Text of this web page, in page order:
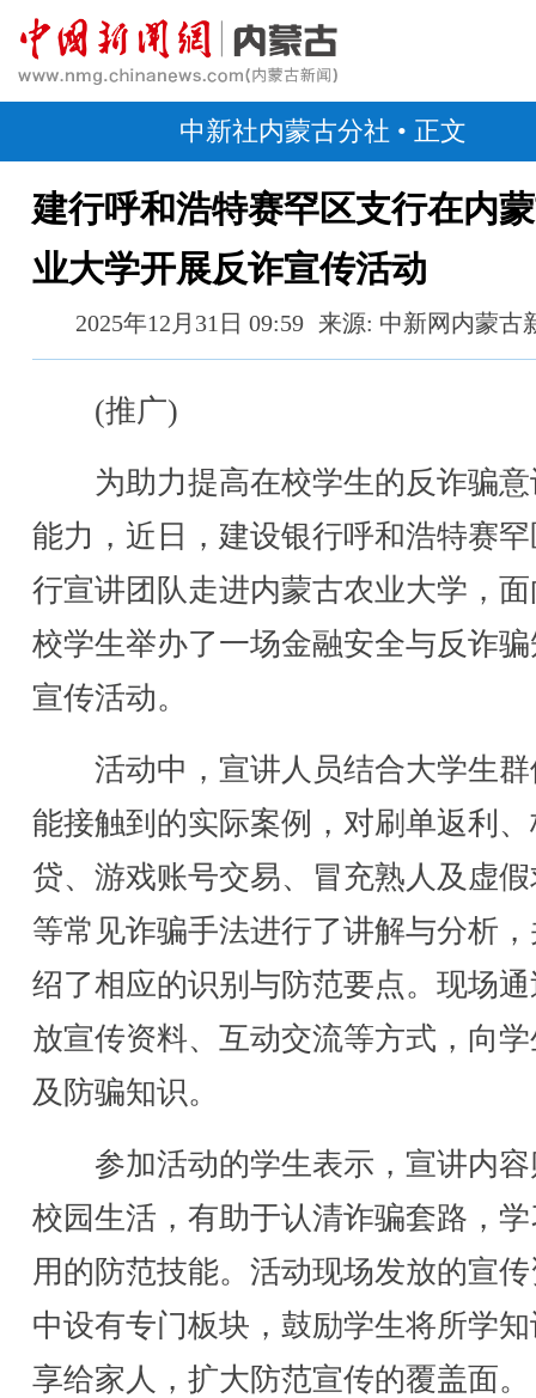
中新社内蒙古分社 • 正文
建行呼和浩特赛罕区支行在内
业大学开展反诈宣传活动
2025年12月31日 09:59 来源: 中新网内蒙古
(推广)
为助力提高在校学生的反诈骗意
能力，近日，建设银行呼和浩特赛
行宣讲团队走进内蒙古农业大学，
校学生举办了一场金融安全与反诈
宣传活动。
活动中，宣讲人员结合大学生群
能接触到的实际案例，对刷单返利
贷、游戏账号交易、冒充熟人及虚
等常见诈骗手法进行了讲解与分析
绍了相应的识别与防范要点。现场
放宣传资料、互动交流等方式，向
及防骗知识。
参加活动的学生表示，宣讲内容
校园生活，有助于认清诈骗套路，
用的防范技能。活动现场发放的宣
中设有专门板块，鼓励学生将所学
享给家人，扩大防范宣传的覆盖面。